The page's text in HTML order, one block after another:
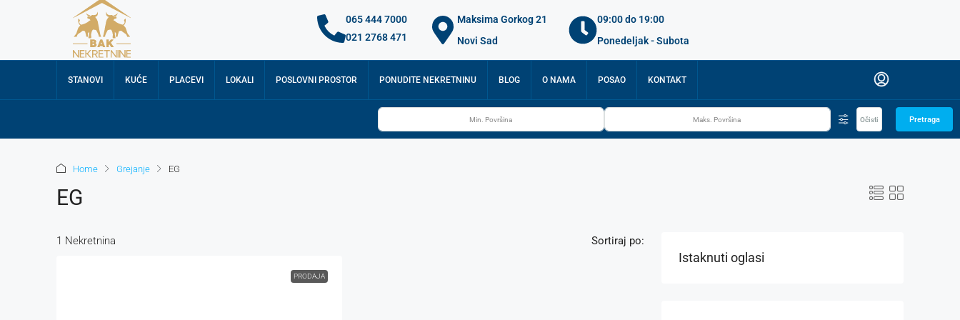
065 444 7000
021 2768 471
Maksima Gorkog 21
Novi Sad
09:00 do 19:00
Ponedeljak - Subota
STANOVI KUĆE PLACEVI LOKALI POSLOVNI PROSTOR PONUDITE NEKRETNINU BLOG O NAMA POSAO KONTAKT
Očisti Pretraga
Home Grejanje EG
EG
1 Nekretnina Sortiraj po:
PRODAJA
Istaknuti oglasi